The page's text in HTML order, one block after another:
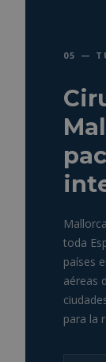
05 —
toda
países
aéreas
para la